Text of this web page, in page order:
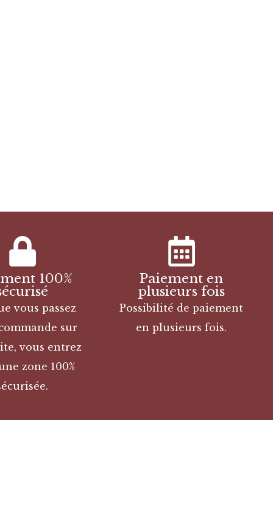
100%
vous passez
sur
vous entrez
zone 100%
Paiement en
plusieurs fois
Possibilité de paiement
en plusieurs fois.